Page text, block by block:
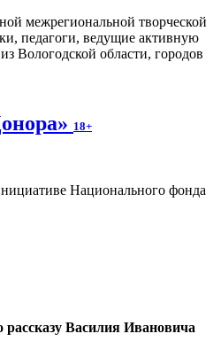
межрегиональной творческой
педагоги, ведущие активную
Вологодской области, городов
18+
Национального фонда
рассказу Василия Ивановича